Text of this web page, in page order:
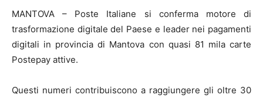
MANTOVA – Poste Italiane si conferma motore di
trasformazione digitale del Paese e leader nei pagamenti
digitali in provincia di Mantova con quasi 81 mila carte
Postepay attive.
Questi numeri contribuiscono a raggiungere gli oltre 30